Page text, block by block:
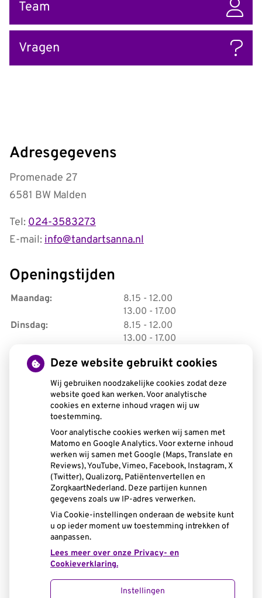
Team
Vragen
Adresgegevens
Promenade 27
6581 BW Malden
Tel: 024-3583273
E-mail: info@tandartsanna.nl
Openingstijden
Maandag: 8.15 tot
- 12.00
13.00 tot
- 17.00
Dinsdag:
8.15 tot
- 12.00
13.00 tot
- 17.00
Woensdag:
13.00tot
- 17.00
Donderdag:
8.15tot
- 12.00
13:00tot
- 20:00
8:15tot
- 12:30
U heeft geen toestemming gegeven voor
zien.
Cookie-instellingen wijzigen
Deze website gebruikt cookies
Wij gebruiken noodzakelijke cookies zodat deze
website goed kan werken. Voor analytische
cookies en externe inhoud vragen wij uw
toestemming.
Voor analytische cookies werken wij samen met
Matomo en Google Analytics. Voor externe inhoud
werken wij samen met Google (Maps, Translate en
Reviews), YouTube, Vimeo, Facebook, Instagram, X
(Twitter), Qualizorg, Patiëntenvertellen en
ZorgkaartNederland. Deze partijen kunnen
gegevens zoals uw IP-adres verwerken.
Via Cookie-instellingen onderaan de website kunt
u op ieder moment uw toestemming intrekken of
aanpassen.
Lees meer over onze Privacy- en
Cookieverklaring.
Instellingen